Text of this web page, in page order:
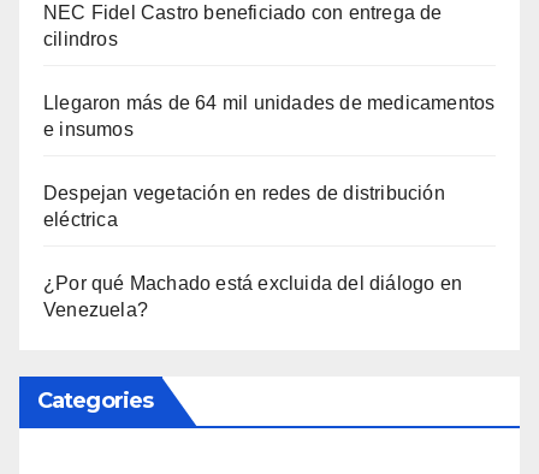
NEC Fidel Castro beneficiado con entrega de
cilindros
Llegaron más de 64 mil unidades de medicamentos
e insumos
Despejan vegetación en redes de distribución
eléctrica
¿Por qué Machado está excluida del diálogo en
Venezuela?
Categories